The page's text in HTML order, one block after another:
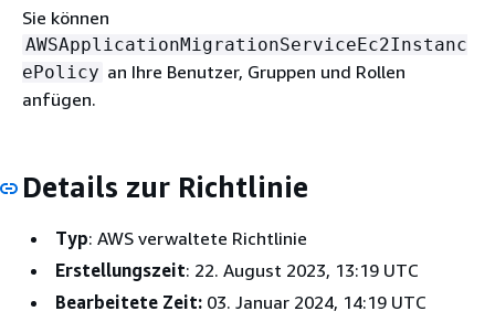
Sie können
AWSApplicationMigrationServiceEc2Instanc
ePolicy an Ihre Benutzer, Gruppen und Rollen
anfügen.
Details zur Richtlinie
Typ: AWS verwaltete Richtlinie
Erstellungszeit: 22. August 2023, 13:19 UTC
Bearbeitete Zeit: 03. Januar 2024, 14:19 UTC